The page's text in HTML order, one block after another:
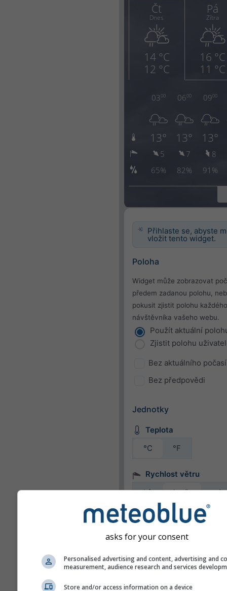
Přihlaste se, abyste
vložit tento widget.
Poloha
Widget může zobrazovat
předem zadanou polohu,
pokusit zjistit polohu každého
návštěvníka vašeho webu.
Použít aktuální
Zjistit polohu
Bez aktuálního počasí
Bez předpovědi
Jednotky
Teplota
°C
°F
Rychlost větru
bft
km/h m/s
mph kn
Dny
asks for your consent
Personalised advertising and content, advertising and
measurement, audience research and services
Store and/or access information on a device